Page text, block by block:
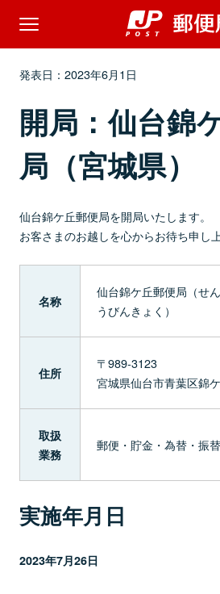
発表日：2023年6月1日
開局：仙台錦
局（宮城県）
仙台錦ケ丘郵便局を開局いたします。
お客さまのお越しを心からお待ち申し上
名称
仙台錦ケ丘郵便局（せ
うびんきょく）
住所
〒989-3123
宮城県仙台市青葉区錦
取扱
業務
郵便・貯金・為替・振
実施年月日
2023年7月26日